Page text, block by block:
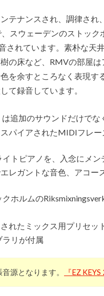
テナンスされ、調律され
スウェーデンのストッ
されています。素朴な天
の床など、RMVの部屋
を余すところなく表現す
て録音しています。
は追加のサウンドだけで
パイアされたMIDIフレー
トピアノを、入念にメ
レガントな音色、アコ
ホルムの
れたミックス用プリセッ
リが付属
源となります。 『EZ